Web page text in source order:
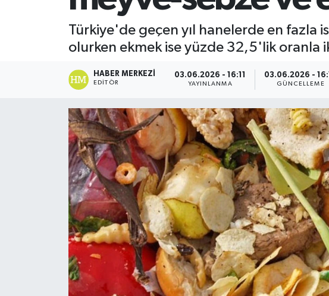
Türkiye'de geçen yıl hanelerde en fazla
olurken ekmek ise yüzde 32,5'lik oranla
HABER MERKEZI
EDITÖR
03.06.2026 - 16:11
YAYINLANMA
03.06.2026 -
GÜNCELLEME
Ekonomi
Gündem
İlim & İrfan
Kültür & Sanat
Tüm Manşetler
Son Dakika Haberleri
Haber Arşivi